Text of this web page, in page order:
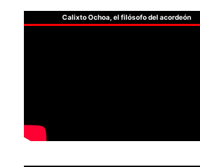
Calixto Ochoa, el filósofo del acordeón